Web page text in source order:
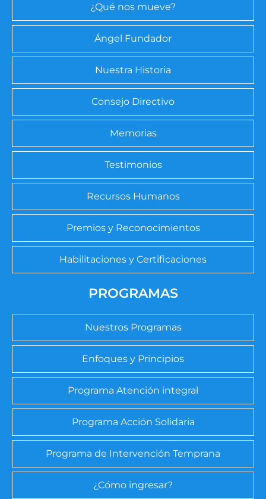
¿Qué nos mueve?
Ángel Fundador
Nuestra Historia
Consejo Directivo
Memorias
Testimonios
Recursos Humanos
Premios y Reconocimientos
Habilitaciones y Certificaciones
PROGRAMAS
Nuestros Programas
Enfoques y Principios
Programa Atención integral
Programa Acción Solidaria
Programa de Intervención Temprana
¿Cómo ingresar?